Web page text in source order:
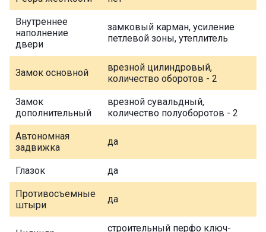
Внутреннее
наполнение
двери
замковый карман, усиление
петлевой зоны, утеплитель
Замок основной
врезной цилиндровый,
количество оборотов - 2
Замок
дополнительный
врезной сувальдный,
количество полуоборотов - 2
Автономная
задвижка
да
Глазок да
Противосъемные
штыри
да
строительный перфо ключ-